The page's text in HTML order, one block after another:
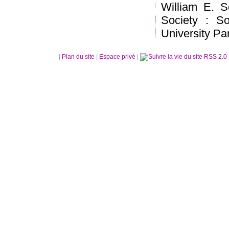
William E.
Society :
University
Plan du site Espace privé RSS 2.0